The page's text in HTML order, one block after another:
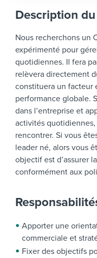
Description
Nous recherchons un
expérimenté pour
quotidiennes. Il fera
relèvera directement
constituera un facteur
performance globale.
dans l’entreprise et
activités
rencontrer. Si vous
leader né, alors vous
objectif est d’assurer
conformément aux
Apporter une
commerciale et
Fixer des objectifs